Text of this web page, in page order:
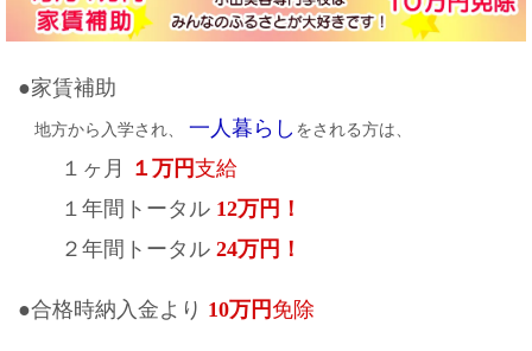
●家賃補助
地方から入学され、 一人暮らし をされる方は、
１ヶ月 １万円支給
１年間トータル 12万円！
２年間トータル 24万円！
●合格時納入金より 10万円 免除